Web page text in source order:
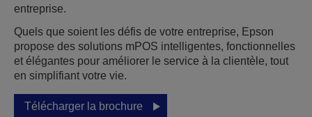
entreprise.
Quels que soient les défis de votre entreprise, Epson
propose des solutions mPOS intelligentes, fonctionnelles
et élégantes pour améliorer le service à la clientèle, tout
en simplifiant votre vie.
Télécharger la brochure